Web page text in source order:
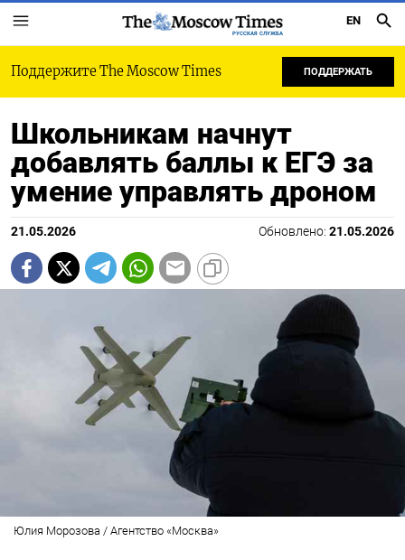
РУССКАЯ СЛУЖБА
EN
Поддержите The Moscow Times ПОДДЕРЖАТЬ
Школьникам начнут
добавлять баллы к ЕГЭ за
умение управлять дроном
21.05.2026 Обновлено: 21.05.2026
Юлия Морозова / Агентство «Москва»